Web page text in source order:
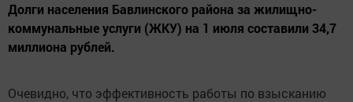
Долги населения Бавлинского района за жилищно-
коммунальные услуги (ЖКУ) на 1 июля составили 34,7
миллиона рублей.
Очевидно, что эффективность работы по взысканию